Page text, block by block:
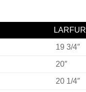
19 3/4″
20″
20 1/4″